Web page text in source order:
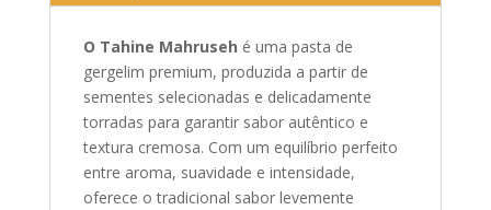
O Tahine Mahruseh é uma pasta de
gergelim premium, produzida a partir de
sementes selecionadas e delicadamente
torradas para garantir sabor autêntico e
textura cremosa. Com um equilíbrio perfeito
entre aroma, suavidade e intensidade,
oferece o tradicional sabor levemente